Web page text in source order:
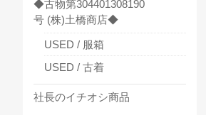
◆古物第304401308190
号 (株)土橋商店◆
USED / 服箱
USED / 古着
社長のイチオシ商品